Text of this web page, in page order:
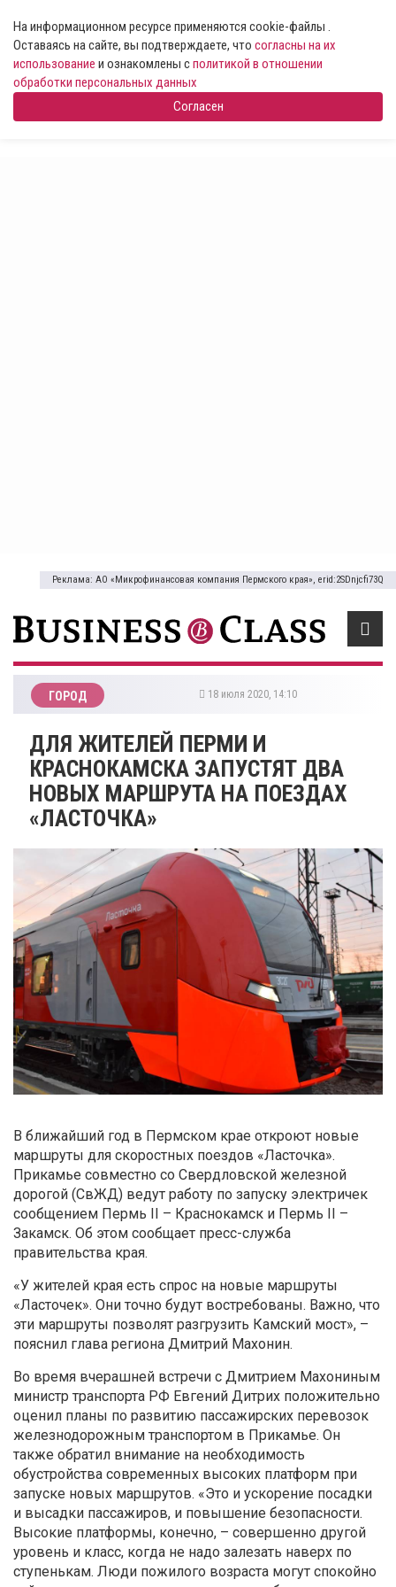
На информационном ресурсе применяются cookie-файлы .
Оставаясь на сайте, вы подтверждаете, что согласны на их
использование и ознакомлены сполитикой в отношении
обработки персональных данных
Согласен
Реклама: АО «Микрофинансовая компания Пермского края», erid:2SDnjcfi73Q
ГОРОД 18 июля 2020, 14:10
ДЛЯ ЖИТЕЛЕЙ ПЕРМИ И
КРАСНОКАМСКА ЗАПУСТЯТ ДВА
НОВЫХ МАРШРУТА НА ПОЕЗДАХ
«ЛАСТОЧКА»
В ближайший год в Пермском крае откроют новые
маршруты для скоростных поездов «Ласточка».
Прикамье совместно со Свердловской железной
дорогой (СвЖД) ведут работу по запуску электричек
сообщением Пермь II – Краснокамск и Пермь II –
Закамск. Об этом сообщает пресс-служба
правительства края.
«У жителей края есть спрос на новые маршруты
«Ласточек». Они точно будут востребованы. Важно, что
эти маршруты позволят разгрузить Камский мост», –
пояснил глава региона Дмитрий Махонин.
Во время вчерашней встречи с Дмитрием Махониным
министр транспорта РФ Евгений Дитрих положительно
оценил планы по развитию пассажирских перевозок
железнодорожным транспортом в Прикамье. Он
также обратил внимание на необходимость
обустройства современных высоких платформ при
запуске новых маршрутов. «Это и ускорение посадки
и высадки пассажиров, и повышение безопасности.
Высокие платформы, конечно, – совершенно другой
уровень и класс, когда не надо залезать наверх по
ступенькам. Люди пожилого возраста могут спокойно